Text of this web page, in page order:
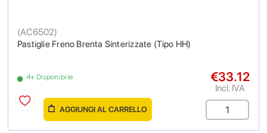
Pastiglie Freno Brenta Sinterizzate (Tipo HH)
(AC6502)
4+ Disponibile €33.12
Incl. IVA
AGGIUNGI AL CARRELLO